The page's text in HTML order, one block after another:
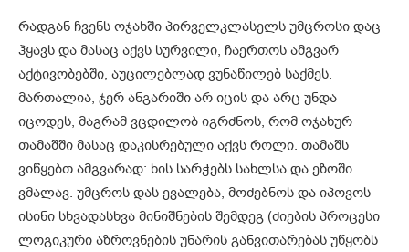
რადგან ჩვენს ოჯახში პირველკლასელს უმცროსი დაც
ჰყავს და მასაც აქვს სურვილი, ჩაერთოს ამგვარ
აქტივობებში, აუცილებლად ვუნაწილებ საქმეს.
მართალია, ჯერ ანგარიში არ იცის და არც უნდა
იცოდეს, მაგრამ ვცდილობ იგრძნოს, რომ ოჯახურ
თამაშში მასაც დაკისრებული აქვს როლი. თამაშს
ვიწყებთ ამგვარად: ხის სარჭებს სახლსა და ეზოში
ვმალავ. უმცროს დას ევალება, მოძებნოს და იპოვოს
ისინი სხვადასხვა მინიშნების შემდეგ (ძიების პროცესი
ლოგიკური აზროვნების უნარის განვითარებას უწყობს